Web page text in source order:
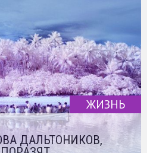
ЖИЗНЬ
ДАЛЬТОНИКОВ,